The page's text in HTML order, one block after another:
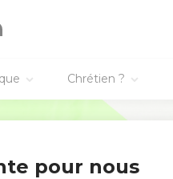
Chrétien ?
pour nous